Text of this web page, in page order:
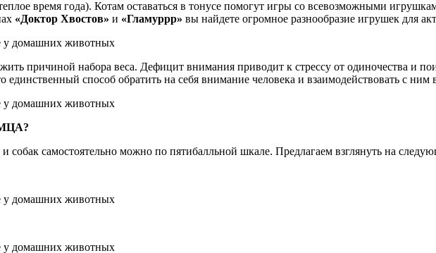
время года). Котам оставаться в тонусе помогут игры со всевозможными
«Доктор Хвостов» и «Гламуррр» вы найдете огромное разнообразие игрушек для
причиной набора веса. Дефицит внимания приводит к стрессу от одиночества и
единственный способ обратить на себя внимание человека и взаимодействовать с ним
собак самостоятельно можно по пятибалльной шкале. Предлагаем взглянуть на